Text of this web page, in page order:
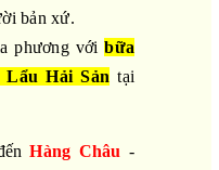
bản xứ.
phương vớibữa
Hải Sản tại
Hàng Châu -